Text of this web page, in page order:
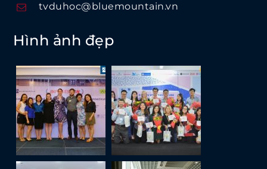
tvduhoc@bluemountain.vn
Hình ảnh đẹp